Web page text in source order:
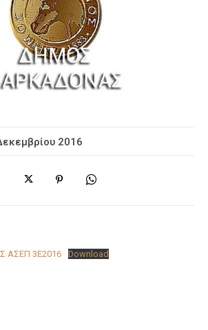
2016
ΑΣΕΠ 3Ε2016
Download